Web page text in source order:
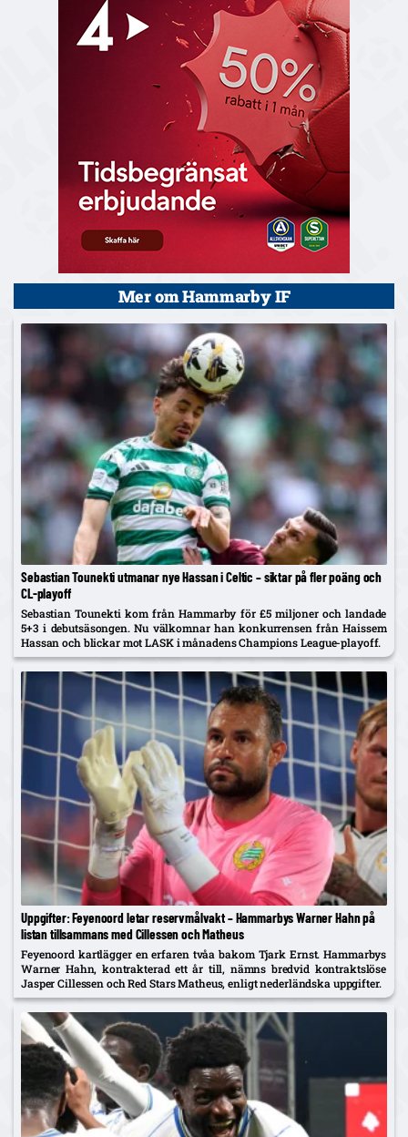
Mer om Hammarby IF
Sebastian Tounekti utmanar nye Hassan i Celtic – siktar på fler poäng och
CL-playoff
Sebastian Tounekti kom från Hammarby för £5 miljoner och landade
5+3 i debutsäsongen. Nu välkomnar han konkurrensen från Haissem
Hassan och blickar mot LASK i månadens Champions League-playoff.
Uppgifter: Feyenoord letar reservmålvakt – Hammarbys Warner Hahn på
listan tillsammans med Cillessen och Matheus
Feyenoord kartlägger en erfaren tvåa bakom Tjark Ernst. Hammarbys
Warner Hahn, kontrakterad ett år till, nämns bredvid kontraktslöse
Jasper Cillessen och Red Stars Matheus, enligt nederländska uppgifter.